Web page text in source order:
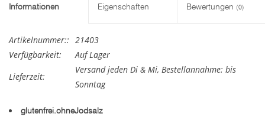
Informationen Eigenschaften Bewertungen (0)
Artikelnummer:: 21403
Verfügbarkeit:
Auf Lager
Lieferzeit:
Versand jeden Di & Mi, Bestellannahme: bis
Sonntag
glutenfrei.ohneJodsalz